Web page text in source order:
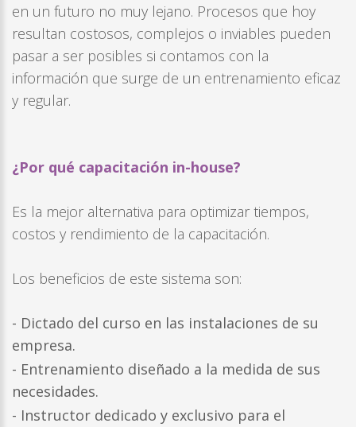
en un futuro no muy lejano. Procesos que hoy
resultan costosos, complejos o inviables pueden
pasar a ser posibles si contamos con la
información que surge de un entrenamiento eficaz
y regular.
¿Por qué capacitación in-house?
Es la mejor alternativa para optimizar tiempos,
costos y rendimiento de la capacitación.
Los beneficios de este sistema son:
- Dictado del curso en las instalaciones de su
empresa.
- Entrenamiento diseñado a la medida de sus
necesidades.
- Instructor dedicado y exclusivo para el